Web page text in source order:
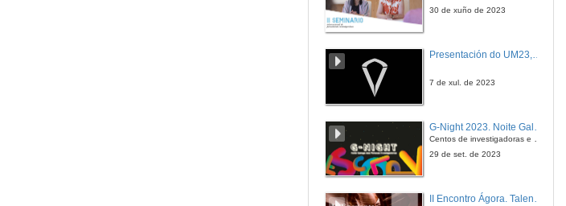
30 de xuño de 2023
Presentación do UM23, o novo monopraza de UVigo Motorsport
7 de xul. de 2023
Centos de investigadoras e investigadores, decenas de actividades e sete cidades
29 de set. de 2023
II Encontro Ágora. Talento e innovación na era da transformación dixital